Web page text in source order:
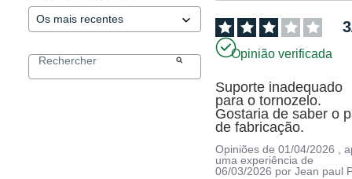
3
Opinião verificada
Suporte inadequado
para o tornozelo.
Gostaria de saber o
de fabricação.
Opiniões de01/04/2026
,
uma experiência de
06/03/2026 porJean paul